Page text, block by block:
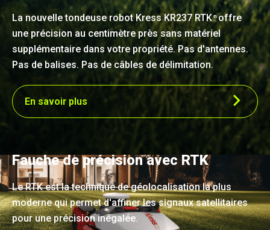
La nouvelle tondeuse robot Kress KR237 RTK noffre
une précision au centimètre près sans matériel
supplémentaire dans votre propriété. Pas d'antennes.
Pas de balises. Pas de câbles de délimitation.
En savoir plus
Fauche de précision avec RTK
Le RTK est la technique de géolocalisation la plus
moderne qui permet d'affiner les signaux satellitaires
pour une précision inégalée.